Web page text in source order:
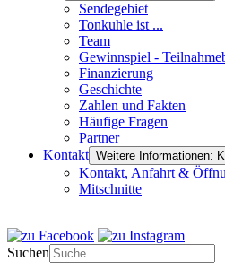
Sendegebiet
Tonkuhle ist ...
Team
Gewinnspiel -
Finanzierung
Geschichte
Zahlen und Fakten
Häufige Fragen
Partner
Kontakt Weitere Informationen:
Kontakt, Anfahrt &
Mitschnitte
Suchen